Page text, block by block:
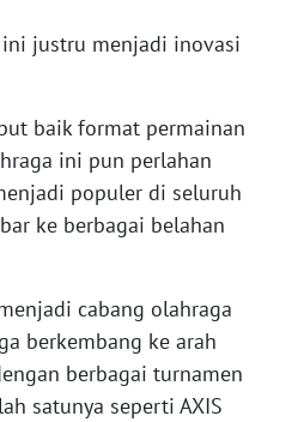
ini justru menjadi inovasi
baik format permainan
ini pun perlahan
populer di seluruh
ke berbagai belahan
cabang olahraga
berkembang ke arah
berbagai turnamen
satunya seperti AXIS